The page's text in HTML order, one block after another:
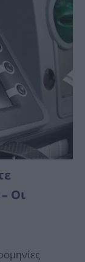
Οι